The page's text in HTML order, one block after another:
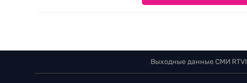
Выходные данные СМИ RTVI